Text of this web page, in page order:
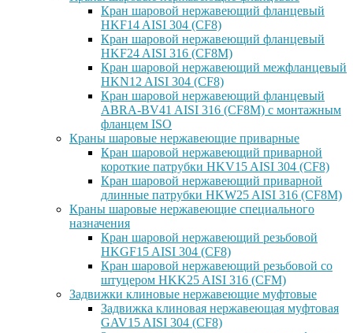
Кран шаровой нержавеющий фланцевый
HKF14 AISI 304 (CF8)
Кран шаровой нержавеющий фланцевый
HKF24 AISI 316 (CF8M)
Кран шаровой нержавеющий межфланцевый
HKN12 AISI 304 (CF8)
Кран шаровой нержавеющий фланцевый
ABRA-BV41 AISI 316 (CF8M) с монтажным
фланцем ISO
Краны шаровые нержавеющие приварные
Кран шаровой нержавеющий приварной
короткие патрубки HKV15 AISI 304 (CF8)
Кран шаровой нержавеющий приварной
длинные патрубки HKW25 AISI 316 (CF8M)
Краны шаровые нержавеющие специального
назначения
Кран шаровой нержавеющий резьбовой
HKGF15 AISI 304 (CF8)
Кран шаровой нержавеющий резьбовой со
штуцером HKK25 AISI 316 (CFM)
Задвижки клиновые нержавеющие муфтовые
Задвижка клиновая нержавеющая муфтовая
GAV15 AISI 304 (CF8)